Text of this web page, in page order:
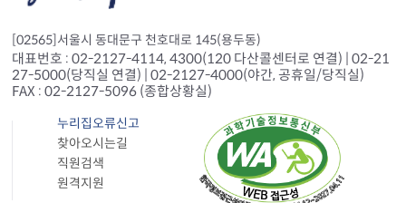
[02565]서울시 동대문구 천호대로 145(용두동)
대표번호 : 02-2127-4114, 4300(120 다산콜센터로 연결) | 02-21
27-5000(당직실 연결) | 02-2127-4000(야간, 공휴일/당직실)
FAX : 02-2127-5096 (종합상황실)
누리집오류신고
찾아오시는길
직원검색
원격지원